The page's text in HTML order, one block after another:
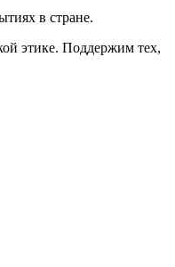
в стране.
этике. Поддержим тех,